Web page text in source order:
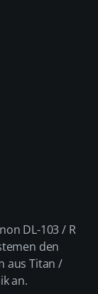
DL-103 / R
den
aus Titan /
an.